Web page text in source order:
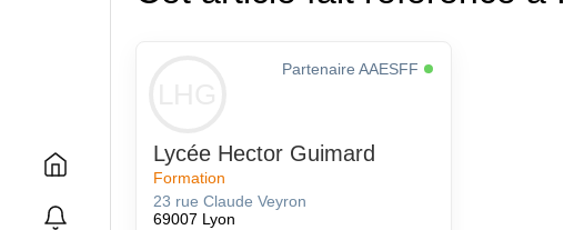
Lycée Hector Guimard
Formation
Partenaire AAESFF
23 rue Claude Veyron
69007 Lyon